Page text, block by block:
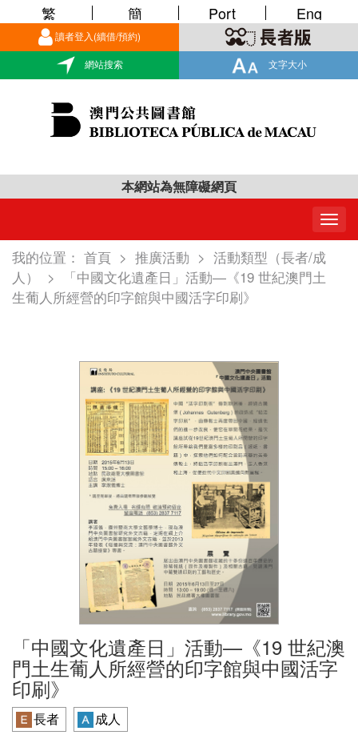
讀者登入(續借/預約)
網站搜索 文字大小
繁 簡 Port Eng
本網站為無障礙網頁
我的位置： 首頁 > 推廣活動 > 活動類型（長者/成
人）
>
「中國文化遺產日」活動—《19 世紀澳門土
生葡人所經營的印字館與中國活字印刷》
「中國文化遺產日」活動—《19 世紀澳
門土生葡人所經營的印字館與中國活字
印刷》
長者
成人